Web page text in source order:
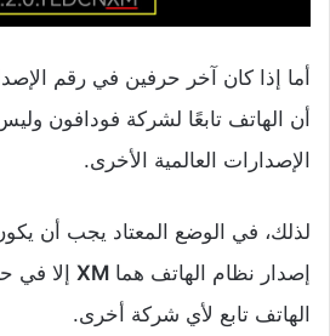
أما إذا كان آخر حرفين في رقم
أن الهاتف تابعًا لشركة فودافون
الإصدارات العالمية الأخرى.
لذلك، في الوضع المعتاد يجب أن
إصدار نظام الهاتف هما XM إلا في
الهاتف تابع لأي شركة أخرى.